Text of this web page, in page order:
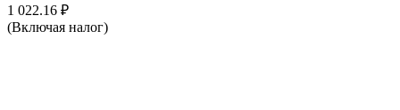
1 022.16 ₽
(Включая налог)